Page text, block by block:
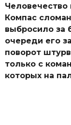
Компас
выбросило за
очереди его
поворот
только с
которых на